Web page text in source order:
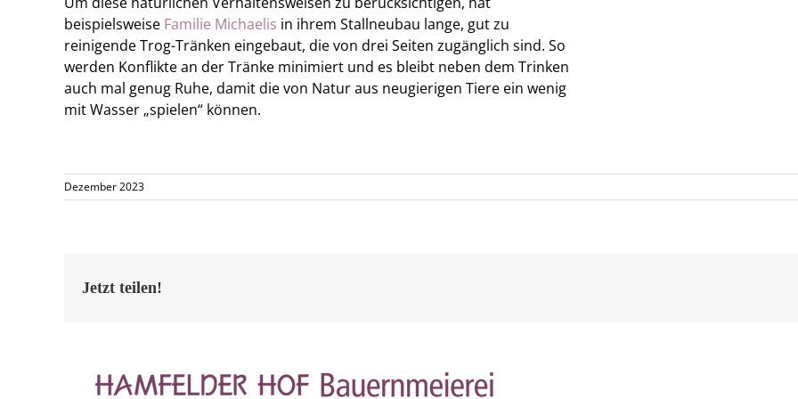
beispielsweise Familie Michaelis in ihrem Stallneubau lange, gut zu
reinigende Trog-Tränken eingebaut, die von drei Seiten zugänglich sind. So
werden Konflikte an der Tränke minimiert und es bleibt neben dem Trinken
auch mal genug Ruhe, damit die von Natur aus neugierigen Tiere ein wenig
mit Wasser „spielen“ können.
Dezember 2023
Jetzt teilen!